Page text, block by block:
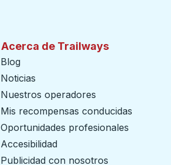
Acerca de Trailways
Blog
Noticias
Nuestros operadores
Mis recompensas conducidas
Oportunidades profesionales
Accesibilidad
Publicidad con nosotros